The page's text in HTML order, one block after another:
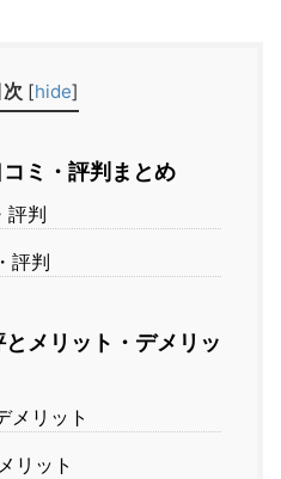
次 [hide]
ミ・評判まとめ
評判
評判
メリット・デメリッ
メリット
リット